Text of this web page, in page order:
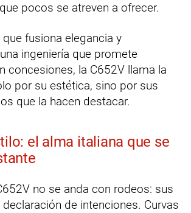
pocos se atreven a ofrecer.
fusiona elegancia y
ingeniería que promete
concesiones, la C652V llama la
por su estética, sino por sus
que la hacen destacar.
el alma italiana que se
no se anda con rodeos: sus
de intenciones. Curvas